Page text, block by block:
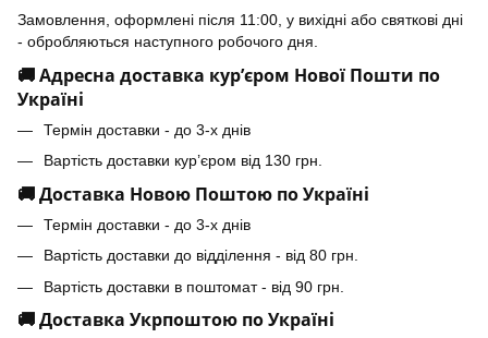
Замовлення, оформлені після 11:00, у вихідні або святкові дні
- обробляються наступного робочого дня.
🚚 Адресна доставка кур’єром Нової Пошти по
Україні
Термін доставки - до 3-х днів
Вартість доставки кур’єром від 130 грн.
🚚 Доставка Новою Поштою по Україні
Термін доставки - до 3-х днів
Вартість доставки до відділення - від 80 грн.
Вартість доставки в поштомат - від 90 грн.
🚚 Доставка Укрпоштою по Україні